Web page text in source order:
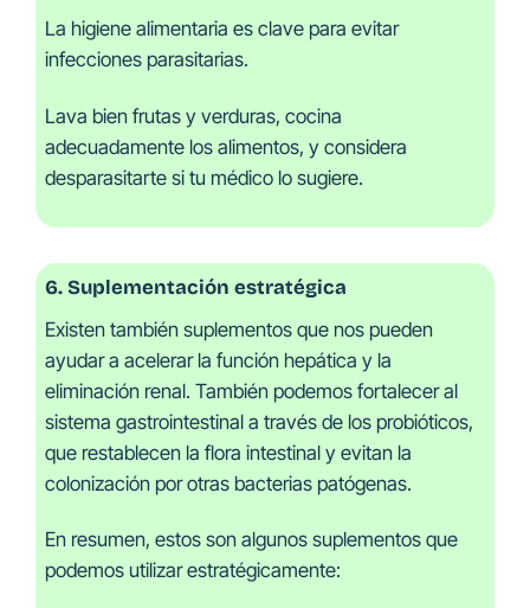
La higiene alimentaria es clave para evitar
infecciones parasitarias.
Lava bien frutas y verduras, cocina
adecuadamente los alimentos, y considera
desparasitarte si tu médico lo sugiere.
6. Suplementación estratégica
Existen también suplementos que nos pueden
ayudar a acelerar la función hepática y la
eliminación renal. También podemos fortalecer al
sistema gastrointestinal a través de los probióticos,
que restablecen la flora intestinal y evitan la
colonización por otras bacterias patógenas.
En resumen, estos son algunos suplementos que
podemos utilizar estratégicamente: